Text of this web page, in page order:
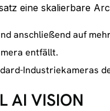
eine skalierbare
anschließend auf
entfällt.
Industriekameras
AI VISION